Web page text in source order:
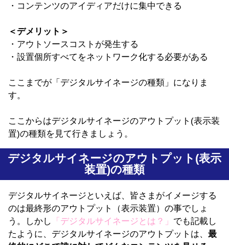
・コンテンツのアイディアだけに集中できる
＜デメリット＞
・アウトソースコストが発生する
・設置個所すべてをネットワーク化する必要がある
ここまでが「デジタルサイネージの種類」になりま
す。
ここからはデジタルサイネージのアウトプット(表示装
置)の種類を見て行きましょう。
デジタルサイネージのアウトプット(表示
装置)の種類
デジタルサイネージといえば、皆さまがイメージする
のは最終形のアウトプット（表示装置）の事でしょ
う。しかし
「 デジタルサイネージとは？ 」 でも記載し
たように、デジタルサイネージのアウトプットは、最